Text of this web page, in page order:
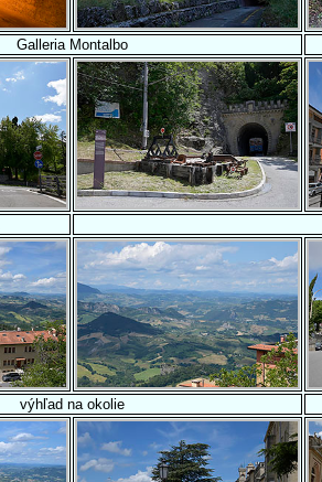
Galleria Montalbo
výhľad na okolie